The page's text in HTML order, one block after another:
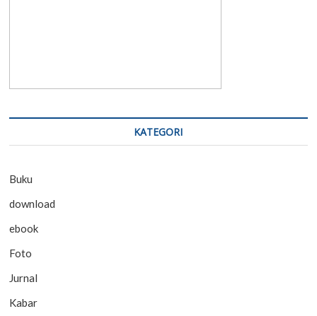
KATEGORI
Buku
download
ebook
Foto
Jurnal
Kabar